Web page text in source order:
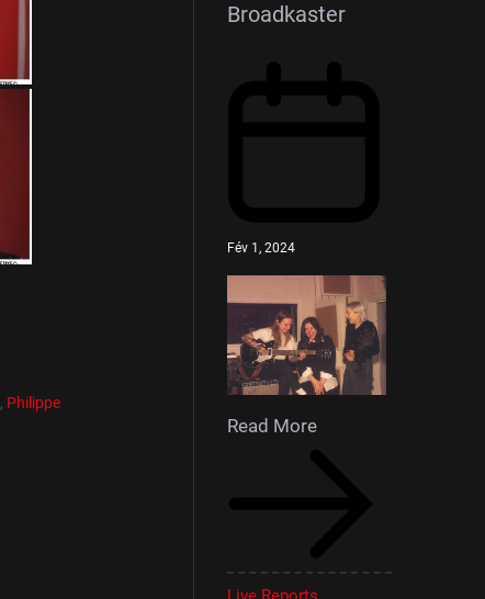
, Philippe
Broadkaster
Fév 1, 2024
Read More